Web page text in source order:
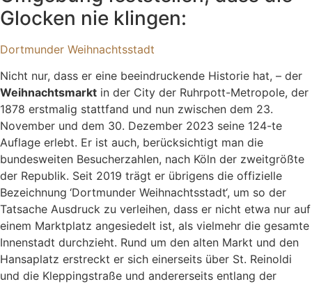
Glocken nie klingen:
Dortmunder Weihnachtsstadt
Nicht nur, dass er eine beeindruckende Historie hat, – der
Weihnachtsmarkt in der City der Ruhrpott-Metropole, der
1878 erstmalig stattfand und nun zwischen dem 23.
November und dem 30. Dezember 2023 seine 124-te
Auflage erlebt. Er ist auch, berücksichtigt man die
bundesweiten Besucherzahlen, nach Köln der zweitgrößte
der Republik. Seit 2019 trägt er übrigens die offizielle
Bezeichnung ‘Dortmunder Weihnachtsstadt‘, um so der
Tatsache Ausdruck zu verleihen, dass er nicht etwa nur auf
einem Marktplatz angesiedelt ist, als vielmehr die gesamte
Innenstadt durchzieht. Rund um den alten Markt und den
Hansaplatz erstreckt er sich einerseits über St. Reinoldi
und die Kleppingstraße und andererseits entlang der